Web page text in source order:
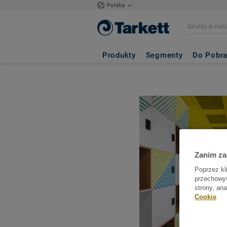
Polska
Produkty Segmenty Do
Zanim
Poprzez
strony,
Cookie